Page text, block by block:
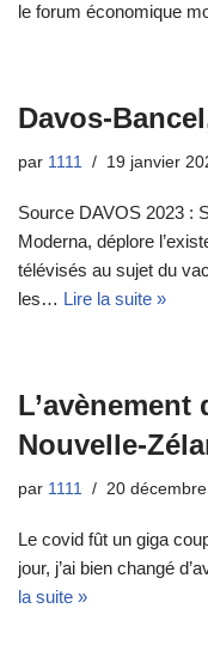
le forum économique
Davos-
par 1111 19 janvier
Source DAVOS 2023 :
Moderna, déplore
télévisés au sujet du
les… Lire la suite »
L’avènement
Nouvelle-
par 1111 20
Le covid fût un giga
jour, j’ai bien changé
la suite »